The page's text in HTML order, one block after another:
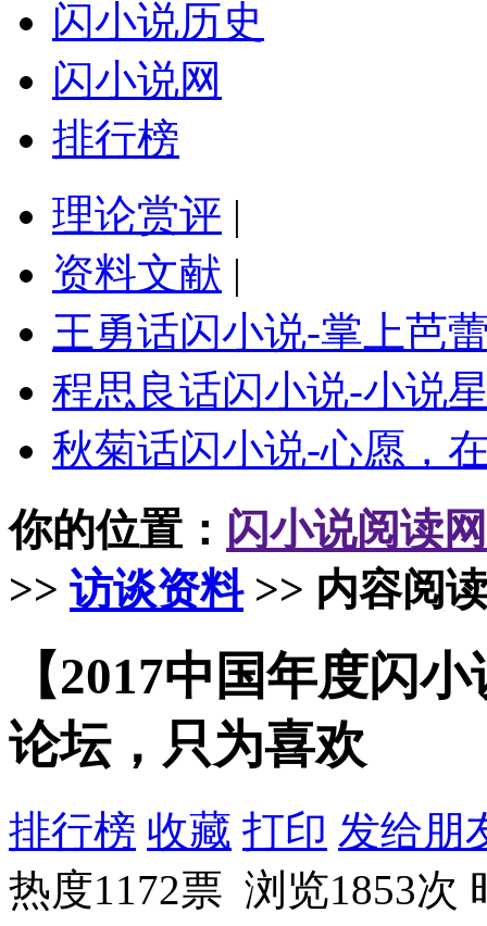
闪小说历史
闪小说网
排行榜
理论赏评 |
资料文献 |
王勇话闪小说-掌上芭
程思良话闪小说-小说
秋菊话闪小说-心愿，
你的位置： 闪小说阅读网
>> 访谈资料>> 内容阅
【2017中国年度闪
论坛，只为喜欢
排行榜 收藏 打印 发给朋
热度1172票 浏览1853次